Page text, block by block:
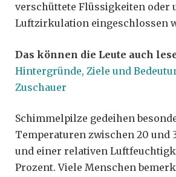
verschüttete Flüssigkeiten oder
Luftzirkulation eingeschlossen
Das können die Leute auch
Hintergründe, Ziele und
Zuschauer
Schimmelpilze gedeihen
Temperaturen zwischen 20 und
und einer relativen
Prozent. Viele Menschen